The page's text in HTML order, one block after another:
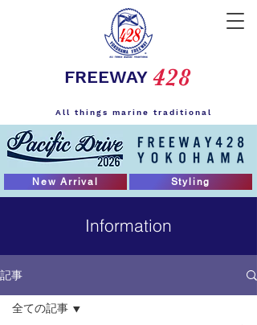
FREEWAY
All things marine traditional
428
New Arrival Styling
Information
記事
全ての記事